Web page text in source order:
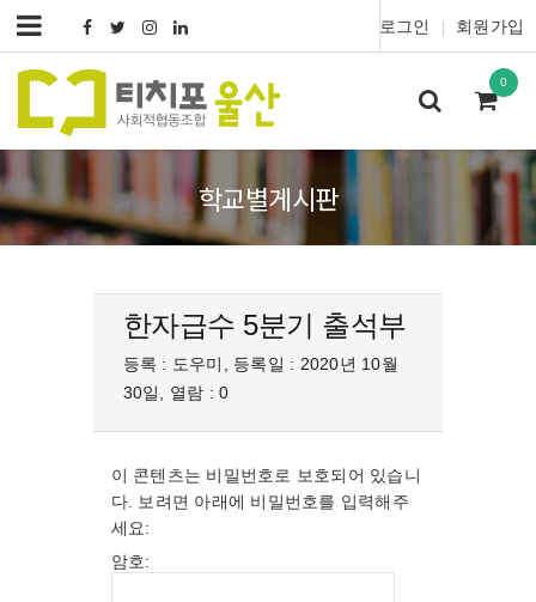
로그인 회원가입
0
학교별게시판
한자급수 5분기 출석부
등록 : 도우미, 등록일 : 2020년 10월
30일, 열람 : 0
이 콘텐츠는 비밀번호로 보호되어 있습니
다. 보려면 아래에 비밀번호를 입력해주
세요:
암호: